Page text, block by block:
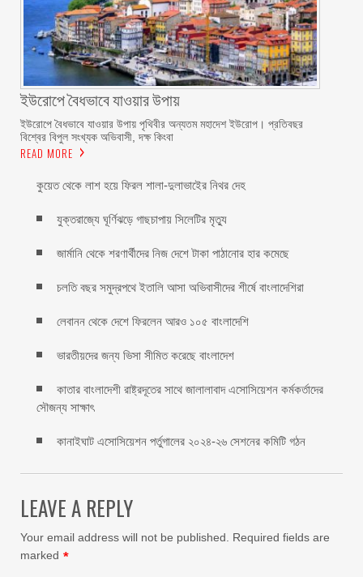
ইউরোপে বৈধভাবে যাওয়ার উপায়
ইউরোপে বৈধভাবে যাওয়ার উপায় পৃথিবীর অন্যতম মহাদেশ ইউরোপ। প্রতিবছর
বিশ্বের বিপুল সংখ্যক অভিবাসী, দক্ষ কিংবা
READ MORE
কুয়েত থেকে লাশ হয়ে ফিরল শালা-দুলাভাইের নিথর দেহ
যুক্তরাজ্যে ঘূর্ণিঝড়ে গাছচাপায় সিলেটির মৃত্যু
জার্মানি থেকে শরণার্থীদের নিজ দেশে টাকা পাঠানোর হার কমেছে
চলতি বছর সমুদ্রপথে ইতালি আসা অভিবাসীদের শীর্ষে বাংলাদেশিরা
লেবানন থেকে দেশে ফিরলেন আরও ১০৫ বাংলাদেশি
ভারতীয়দের জন্য ভিসা সীমিত করেছে বাংলাদেশ
কাতার বাংলাদেশী রাষ্ট্রদূতের সাথে জালালাবাদ এসোসিয়েশন কর্মকর্তাদের
সৌজন্য সাক্ষাৎ
কানাইঘাট এসোসিয়েশন পর্তুগালের ২০২৪-২৬ সেশনের কমিটি গঠন
LEAVE A REPLY
Your email address will not be published.
Required fields are
marked *